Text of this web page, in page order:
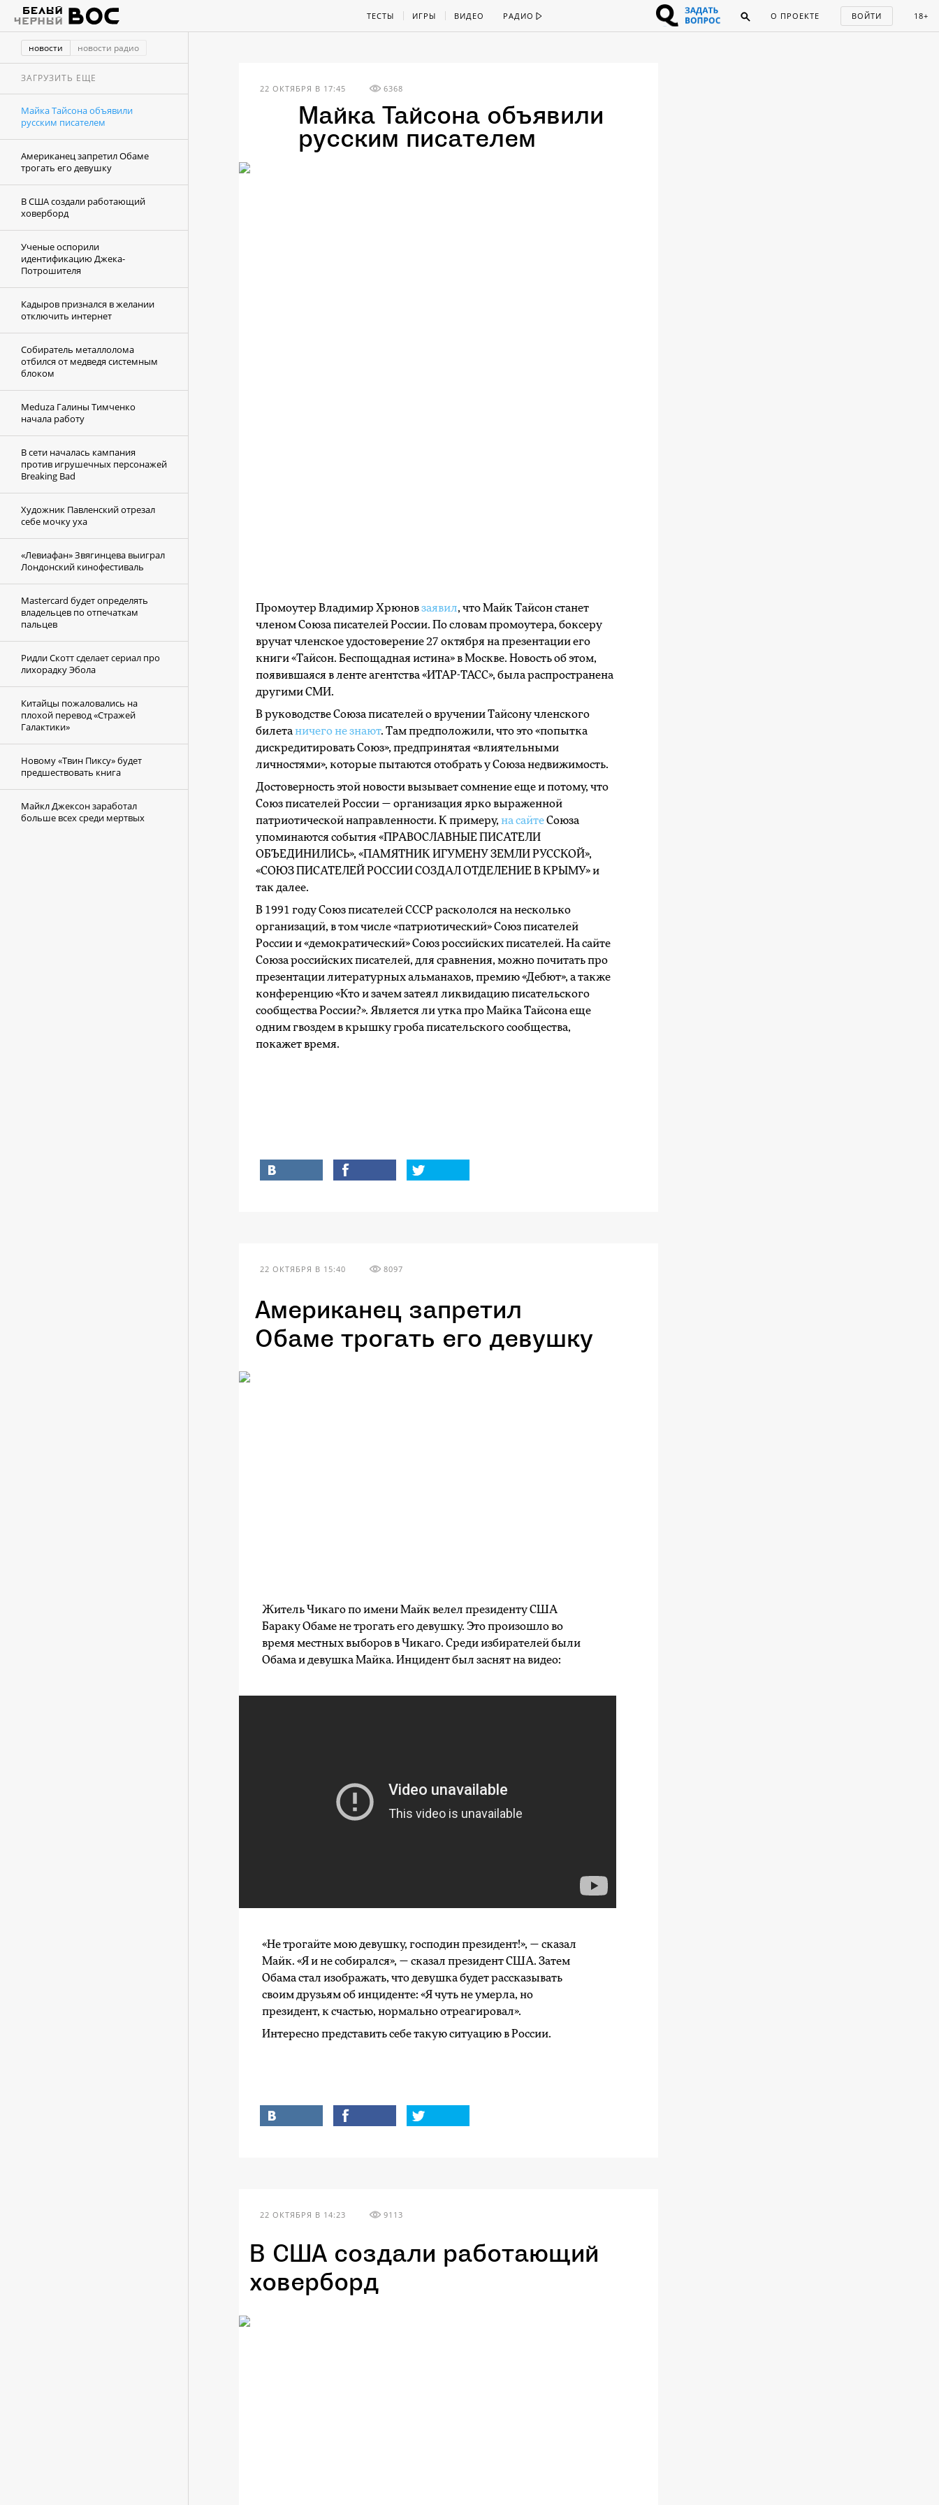
ТЕСТЫ ИГРЫ ВИДЕО РАДИО О ПРОЕКТЕ ВОЙТИ 18+
новости новости радио
ЗАГРУЗИТЬ ЕЩЕ
Майка Тайсона объявили
русским писателем
Американец запретил Обаме
трогать его девушку
В США создали работающий
ховерборд
Ученые оспорили
идентификацию Джека-
Потрошителя
Кадыров признался в желании
отключить интернет
Собиратель металлолома
отбился от медведя системным
блоком
Meduza Галины Тимченко
начала работу
В сети началась кампания
против игрушечных персонажей
Breaking Bad
Художник Павленский отрезал
себе мочку уха
«Левиафан» Звягинцева выиграл
Лондонский кинофестиваль
Mastercard будет определять
владельцев по отпечаткам
пальцев
Ридли Скотт сделает сериал про
лихорадку Эбола
Китайцы пожаловались на
плохой перевод «Стражей
Галактики»
Новому «Твин Пиксу» будет
предшествовать книга
Майкл Джексон заработал
больше всех среди мертвых
22 ОКТЯБРЯ В 17:45 6368
Майка Тайсона объявили
русским писателем
Промоутер Владимир Хрюновзаявил, что Майк Тайсон станет
членом Союза писателей России. По словам промоутера, боксеру
вручат членское удостоверение 27 октября на презентации его
книги «Тайсон. Беспощадная истина» в Москве. Новость об этом,
появившаяся в ленте агентства «ИТАР-ТАСС», была распространена
другими СМИ.
В руководстве Союза писателей о вручении Тайсону членского
билета ничего не знают. Там предположили, что это «попытка
дискредитировать Союз», предпринятая «влиятельными
личностями», которые пытаются отобрать у Союза недвижимость.
Достоверность этой новости вызывает сомнение еще и потому, что
Союз писателей России — организация ярко выраженной
патриотической направленности. К примеру, на сайтеСоюза
упоминаются события «ПРАВОСЛАВНЫЕ ПИСАТЕЛИ
ОБЪЕДИНИЛИСЬ», «ПАМЯТНИК ИГУМЕНУ ЗЕМЛИ РУССКОЙ»,
«СОЮЗ ПИСАТЕЛЕЙ РОССИИ СОЗДАЛ ОТДЕЛЕНИЕ В КРЫМУ» и
так далее.
В 1991 году Союз писателей СССР раскололся на несколько
организаций, в том числе «патриотический» Союз писателей
России и «демократический» Союз российских писателей. На сайте
Союза российских писателей, для сравнения, можно почитать про
презентации литературных альманахов, премию «Дебют», а также
конференцию «Кто и зачем затеял ликвидацию писательского
сообщества России?». Является ли утка про Майка Тайсона еще
одним гвоздем в крышку гроба писательского сообщества,
покажет время.
22 ОКТЯБРЯ В 15:40 8097
Американец запретил
Обаме трогать его девушку
Житель Чикаго по имени Майк велел президенту США
Бараку Обаме не трогать его девушку. Это произошло во
время местных выборов в Чикаго. Среди избирателей были
Обама и девушка Майка. Инцидент был заснят на видео:
«Не трогайте мою девушку, господин президент!», — сказал
Майк. «Я и не собирался», — сказал президент США. Затем
Обама стал изображать, что девушка будет рассказывать
своим друзьям об инциденте: «Я чуть не умерла, но
президент, к счастью, нормально отреагировал».
Интересно представить себе такую ситуацию в России.
22 ОКТЯБРЯ В 14:23 9113
В США создали работающий
ховерборд